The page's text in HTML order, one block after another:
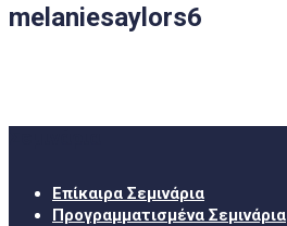
melaniesaylors6
Επίκαιρα Σεμινάρια
Προγραμματισμένα Σεμινάρια